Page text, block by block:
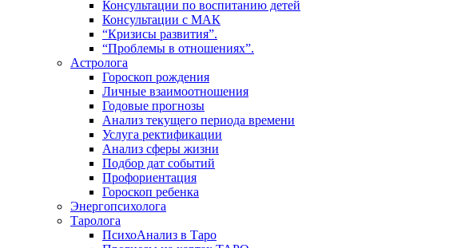
Консультации по воспитанию детей
Консультации с МАК
“Кризисы развития”.
“Проблемы в отношениях”.
Астролога
Гороскоп рождения
Личные взаимоотношения
Годовые прогнозы
Анализ текущего периода времени
Услуга ректификации
Анализ сферы жизни
Подбор дат событий
Профориентация
Гороскоп ребенка
Энергопсихолога
Таролога
ПсихоАнализ в Таро